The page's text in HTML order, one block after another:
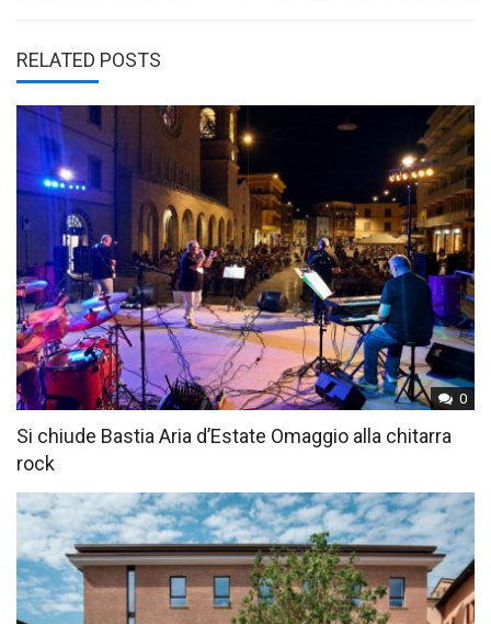
RELATED POSTS
0
Si chiude Bastia Aria d’Estate Omaggio alla chitarra
rock